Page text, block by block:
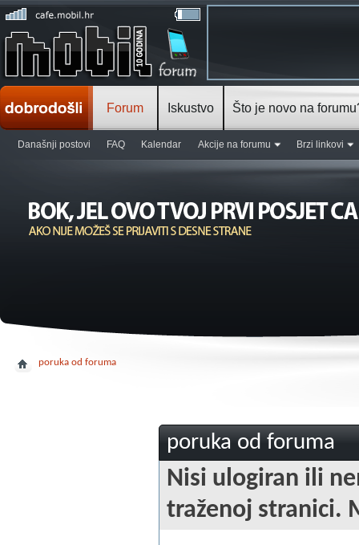
Forum
Današnji postovi FAQ Kalendar Akcije na forumu Brzi linkovi
Iskustvo Što je novo na
poruka od foruma
poruka od foruma
Nisi ulogiran ili
traženoj stranici.